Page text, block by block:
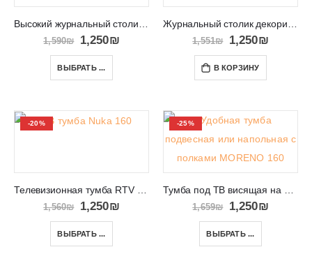
Высокий журнальный столик в салон TES 8
1,590₪ 1,250₪
ВЫБРАТЬ ...
Журнальный столик декорированный рейками BOSTON 107
1,551₪ 1,250₪
В КОРЗИНУ
-20%
Телевизионная тумба RTV Nuka 160 с черными ножками
1,560₪ 1,250₪
ВЫБРАТЬ ...
-25%
Тумба под ТВ висящая на стене или стоящая на полу MORENO 160
1,659₪ 1,250₪
ВЫБРАТЬ ...